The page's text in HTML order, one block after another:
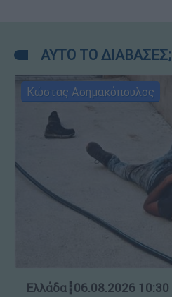
ΑΥΤΟ ΤΟ ΔΙΑΒΑΣΕΣ;
Κώστας Ασημακόπουλος
Ελλάδα┋06.08.2026 10:30